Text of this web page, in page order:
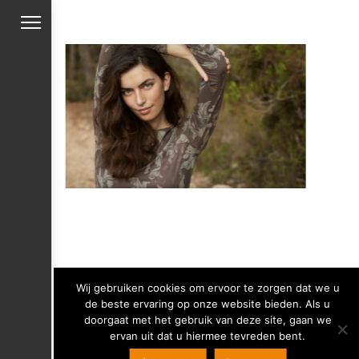
Copyright 2019 Mensink Mode -Privacy verklaring
Wij gebruiken cookies om ervoor te zorgen dat we u
de beste ervaring op onze website bieden. Als u
doorgaat met het gebruik van deze site, gaan we
ervan uit dat u hiermee tevreden bent.